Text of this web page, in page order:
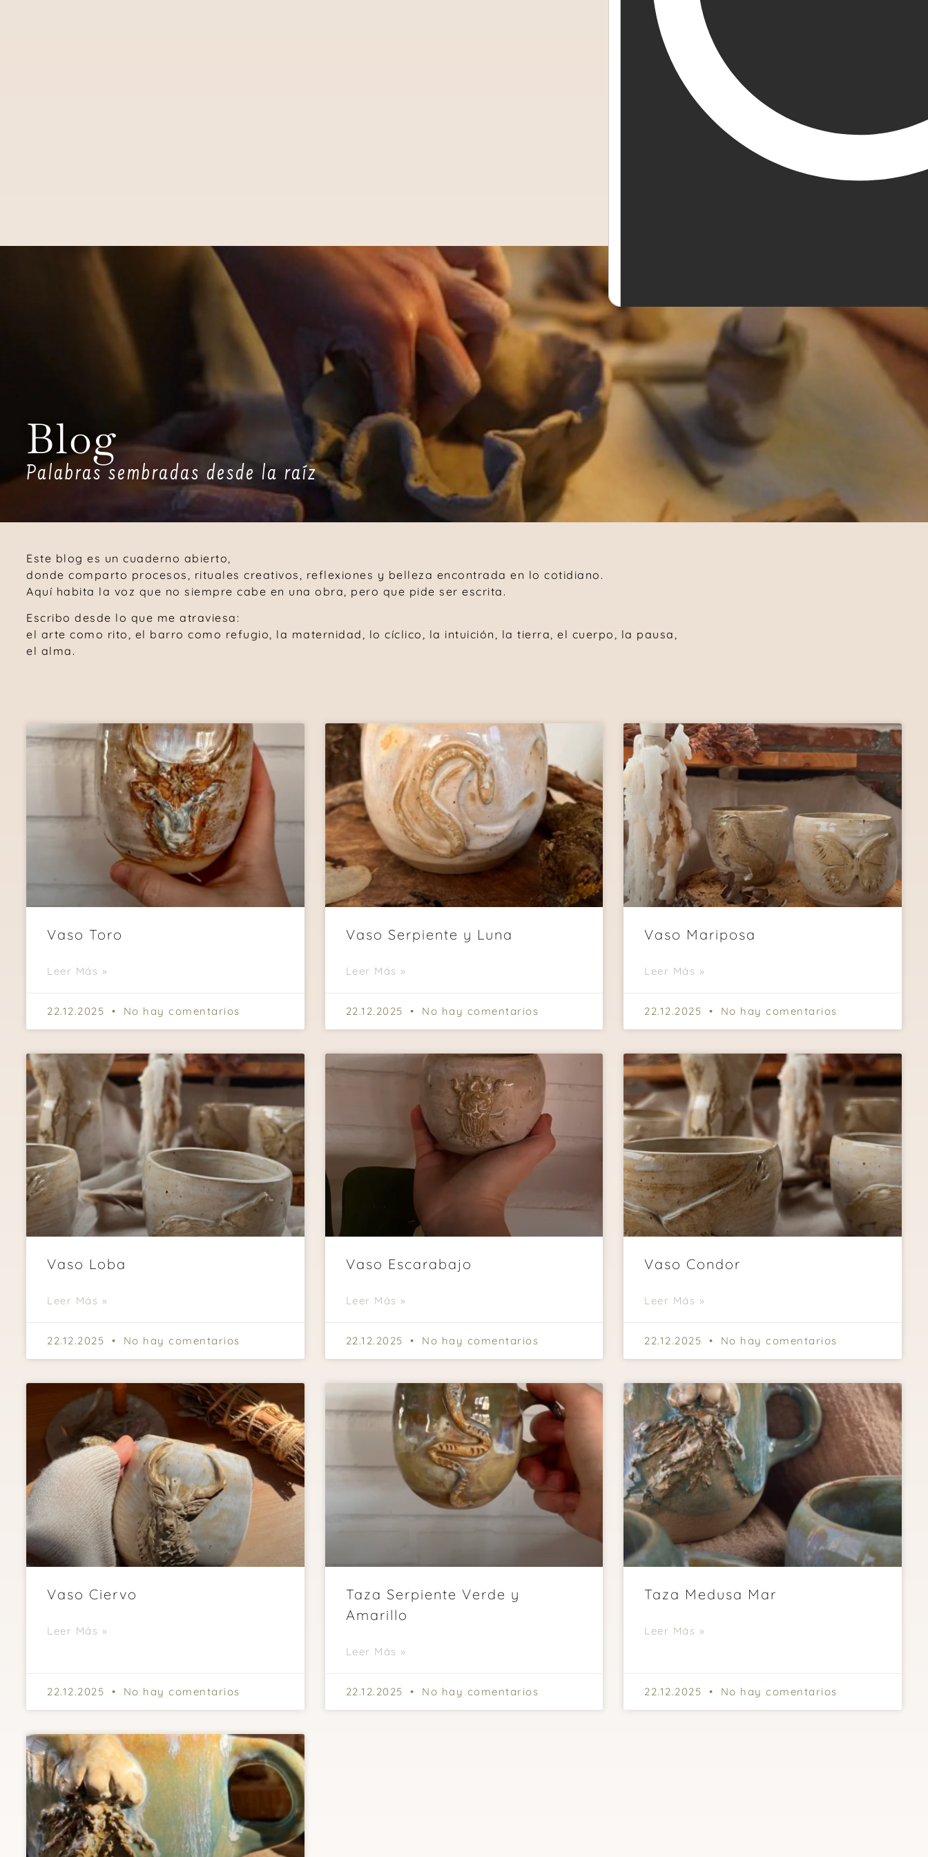
Blog
Palabras sembradas desde la raíz
Este blog es un cuaderno abierto,
donde comparto procesos, rituales creativos, reflexiones y belleza encontrada en lo cotidiano.
Aquí habita la voz que no siempre cabe en una obra, pero que pide ser escrita.
Escribo desde lo que me atraviesa:
el arte como rito, el barro como refugio, la maternidad, lo cíclico, la intuición, la tierra, el cuerpo, la pausa,
el alma.
Vaso Toro
Leer Más »
22.12.2025 No hay comentarios
Vaso Serpiente y Luna
Leer Más »
22.12.2025 No hay comentarios
Vaso Mariposa
Leer Más »
22.12.2025 No hay comentarios
Vaso Loba
Leer Más »
22.12.2025 No hay comentarios
Vaso Escarabajo
Leer Más »
22.12.2025 No hay comentarios
Vaso Condor
Leer Más »
22.12.2025 No hay comentarios
Vaso Ciervo
Leer Más »
22.12.2025 No hay comentarios
Taza Serpiente Verde y
Amarillo
Leer Más »
22.12.2025 No hay comentarios
Taza Medusa Mar
Leer Más »
22.12.2025 No hay comentarios